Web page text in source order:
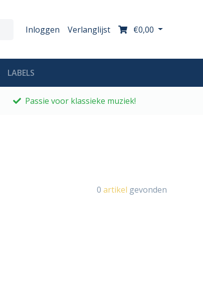
Inloggen Verlanglijst €0,00
LABELS
Passie voor klassieke muziek!
0 artikel gevonden